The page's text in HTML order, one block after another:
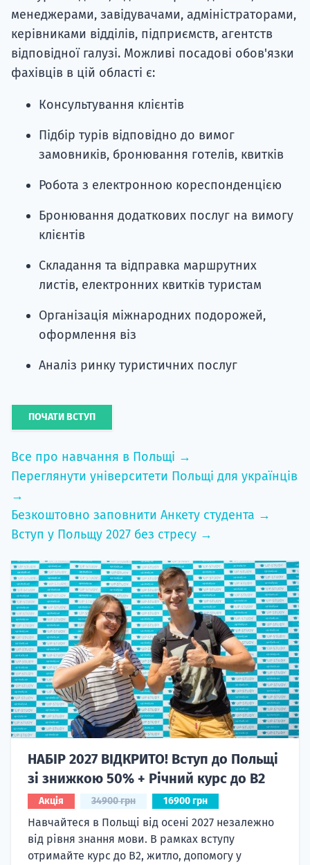
менеджерами, завідувачами, адміністраторами,
керівниками відділів, підприємств, агентств
відповідної галузі. Можливі посадові обов'язки
фахівців в цій області є:
Консультування клієнтів
Підбір турів відповідно до вимог
замовників, бронювання готелів, квитків
Робота з електронною кореспонденцією
Бронювання додаткових послуг на вимогу
клієнтів
Складання та відправка маршрутних
листів, електронних квитків туристам
Організація міжнародних подорожей,
оформлення віз
Аналіз ринку туристичних послуг
ПОЧАТИ ВСТУП
Все про навчання в Польщі →
Переглянути університети Польщі для українців
→
Безкоштовно заповнити Анкету студента →
Вступ у Польщу 2027 без стресу →
НАБІР 2027 ВІДКРИТО! Вступ до Польщі
зі знижкою 50% + Річний курс до B2
Акція 34900 грн 16900 грн
Навчайтеся в Польщі від осені 2027 незалежно
від рівня знання мови. В рамках вступу
отримайте курс до B2, житло, допомогу у